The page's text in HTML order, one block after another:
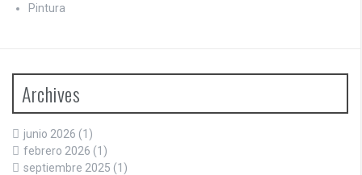
Pintura
Archives
junio 2026 (1)
febrero 2026 (1)
septiembre 2025 (1)